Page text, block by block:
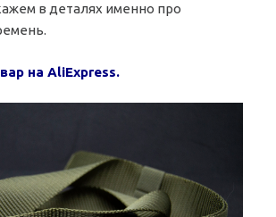
в деталях именно про
на AliExpress.